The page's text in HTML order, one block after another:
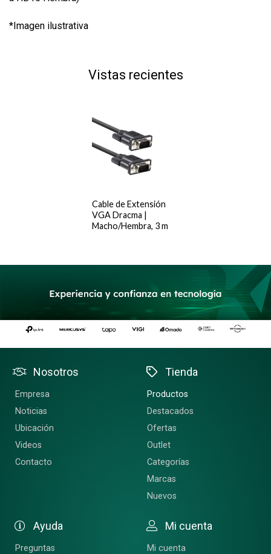
*Imagen ilustrativa
Vistas recientes
Cable de Extensión
VGA Dracma |
Macho/Hembra, 3 m
Nosotros
Empresa
Noticias
Ubicación
Videos
Contacto
Tienda
Productos
Destacados
Ofertas
Outlet
Categorías
Marcas
Nuevos
Ayuda
Preguntas
Mi cuenta
Mi cuenta